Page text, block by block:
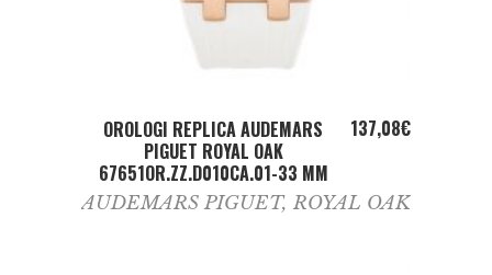
ADD TO CART
OROLOGI REPLICA AUDEMARS
PIGUET ROYAL OAK
67651OR.ZZ.D010CA.01-33 MM
137,08€
AUDEMARS PIGUET, ROYAL OAK